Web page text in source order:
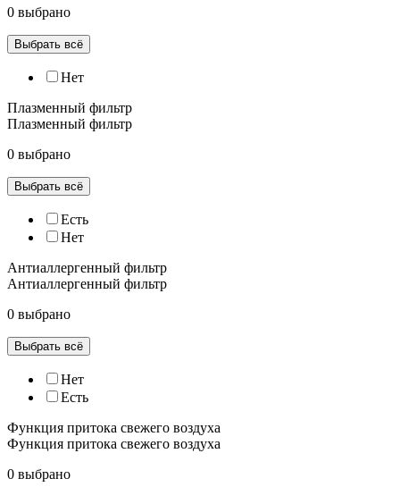
0 выбрано
Выбрать всё
Нет
Плазменный фильтр
Плазменный фильтр
0 выбрано
Выбрать всё
Есть
Нет
Антиаллергенный фильтр
Антиаллергенный фильтр
0 выбрано
Выбрать всё
Нет
Есть
Функция притока свежего воздуха
Функция притока свежего воздуха
0 выбрано